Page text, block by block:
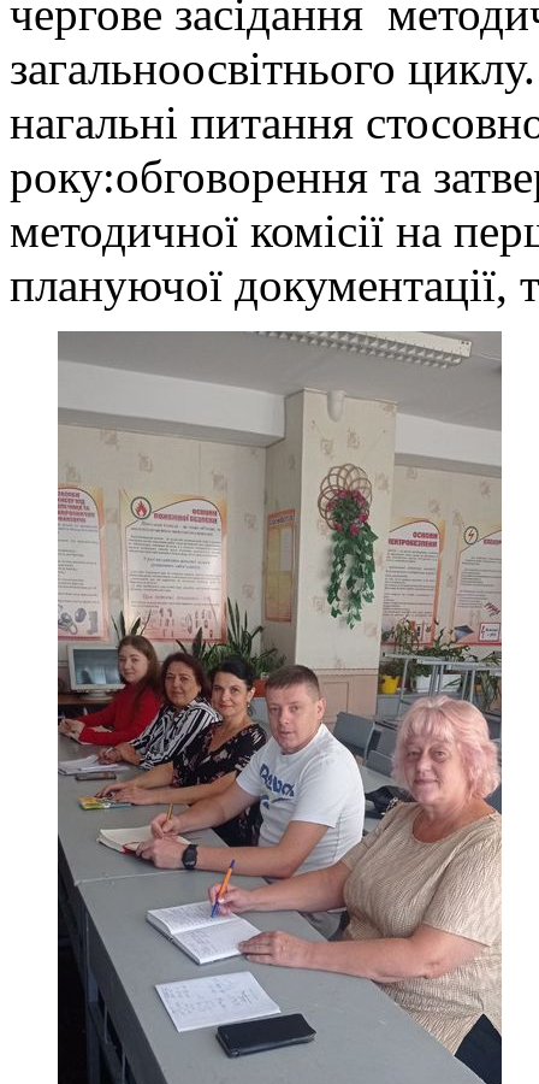
чергове засідання
загальноосвітнього
нагальні питання
року:обговорення та
методичної комісії на
плануючої